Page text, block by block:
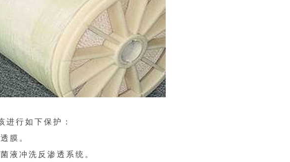
行如下保护：
膜。
液冲洗反渗透系统。